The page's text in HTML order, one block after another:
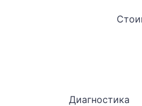
Диагностика